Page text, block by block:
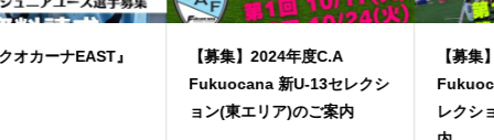
【募集】2024年度C.A
Fukuocana 新U-13セレクシ
【募集】2024年度C.A
Fukuocana WEST 新U-13セ
レクション(西エリア)のご案